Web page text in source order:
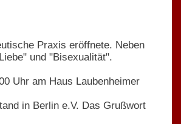
Praxis eröffnete. Neben
und "Bisexualität".
Uhr am Haus Laubenheimer
in Berlin e.V. Das Grußwort